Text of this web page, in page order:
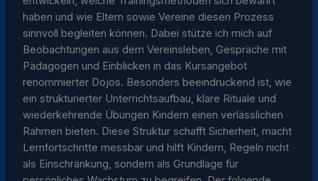
haben und wie Eltern sowie Vereine diesen Prozess
sinnvoll begleiten können. Dabei stütze ich mich auf
Beobachtungen aus dem Vereinsleben, Gespräche mit
Pädagogen und Einblicken in das Kursangebot
renommierter Dojos. Besonders beeindruckend ist, wie
ein strukturierter Unterrichtsaufbau, klare Rituale und
wiederkehrende Übungen Kindern einen verlässlichen
Rahmen bieten. Diese Struktur schafft Sicherheit, macht
Lernfortschritte messbar und hilft Kindern, Regeln nicht
als Einschränkung, sondern als Grundlage für